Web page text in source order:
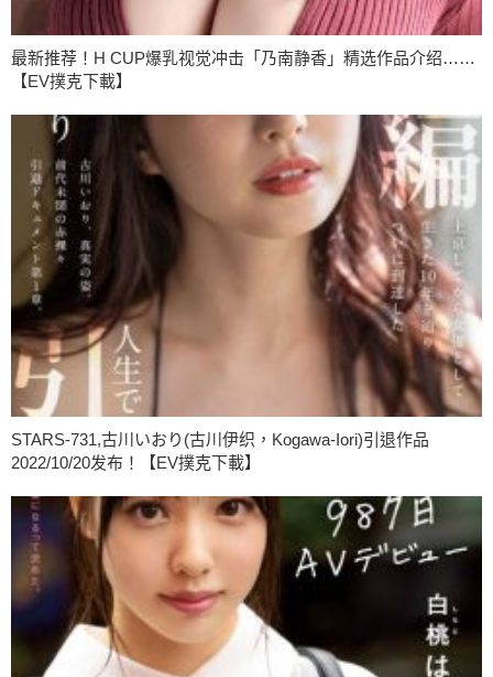
最新推荐！H CUP爆乳视觉冲击「乃南静香」精选作品介绍……
【EV撲克下載】
STARS-731,古川いおり(古川伊织，Kogawa-Iori)引退作品
2022/10/20发布！【EV撲克下載】